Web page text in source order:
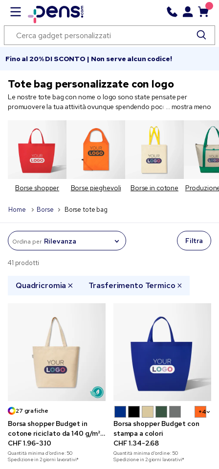
Fino al 20% DI SCONTO | Non serve alcun codice!
Tote bag personalizzate con logo
Le nostre tote bag con nome o logo sono state pensate per
promuovere la tua attività ovunque spendendo poco. Scegli la tote
comprende modelli ecocompatibili. Sulle nostre tote bag
personalizzate puoi stampare il tuo logo in un solo colore oppure
optare per una stampa in quadricromia o digitale. Alcuni dei nostri
modelli propongono stampa metallica, cerniera o altre
caratteristiche particolari. Personalizza subito le nostre borse
promozionali per il tuo prossimo evento!
Comode per i clienti, ti aiutano a promuovere la tua attività
Le tote bag personalizzate sono un regalo utile e personalizzabile
futuro o un’occasione particolare.
Stai cercando delle alternative? Nella nostra collezione di borse
borse personalizzate in cotone, borse in tessuto con stampa
personalizzabili, borsoni personalizzabili da palestra e borse da
mostra meno
Borse shopper Borse pieghevoli Borse in cotone
Home Borse Borse tote bag
Ordina per Filtra
41 prodotti
Quadricromia Trasferimento Termico
27 grafiche
Borsa shopper Budget in
cotone riciclato da 140 g/m²
con stampa a colori
CHF 1.96-3.10
Quantità minima d'ordine: 50
Spedizione in 2 giorni lavorativi*
+4
Borsa shopper Budget con
stampa a colori
CHF 1.34-2.68
Quantità minima d'ordine: 50
Spedizione in 2 giorni lavorativi*